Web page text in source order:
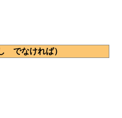
でなければ）